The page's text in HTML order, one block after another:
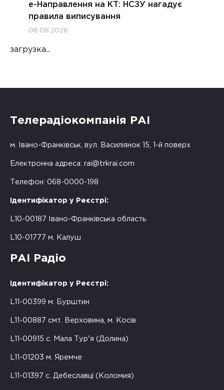
е-Направлення на КТ: НСЗУ нагадує
правила виписування
06.08.2026
загрузка...
Телерадіокомпанія РАІ
м. Івано-Франківськ, вул. Василіянок 15, 1-й поверх
Електронна адреса: rai@trkrai.com
Телефон: 068-0000-198
Ідентифікатор у Реєстрі:
L10-00187 Івано-Франківська область
L10-01777 м. Калуш
РАІ Радіо
Ідентифікатор у Реєстрі:
L11-00399 м. Бурштин
L11-00887 смт. Верховина, м. Косів
L11-00915 с. Мала Тур'я (Долина)
L11-01203 м. Яремче
L11-01397 с. Дебеславці (Коломия)